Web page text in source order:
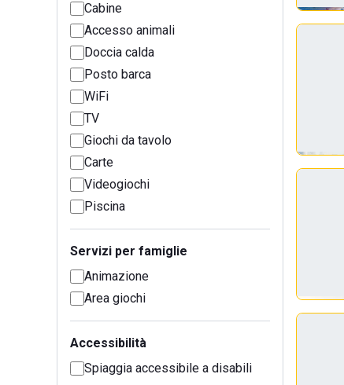
Cabine
Accesso animali
Doccia calda
Posto barca
WiFi
TV
Giochi da tavolo
Carte
Videogiochi
Piscina
Servizi per famiglie
Animazione
Area giochi
Accessibilità
Spiaggia accessibile a disabili